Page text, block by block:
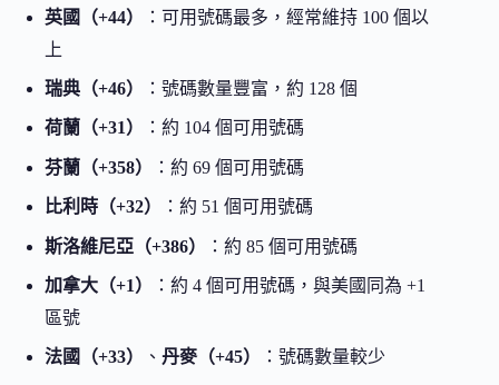
英國（+44）
：可用號碼最多，經常維持 100 個以
上
瑞典（+46） ：號碼數量豐富，約 128 個
荷蘭（+31） ：約 104 個可用號碼
芬蘭（+358） ：約 69 個可用號碼
比利時（+32） ：約 51 個可用號碼
斯洛維尼亞（+386） ：約 85 個可用號碼
加拿大（+1）
：約 4 個可用號碼，與美國同為 +1
區號
法國（+33） 、 丹麥（+45） ：號碼數量較少